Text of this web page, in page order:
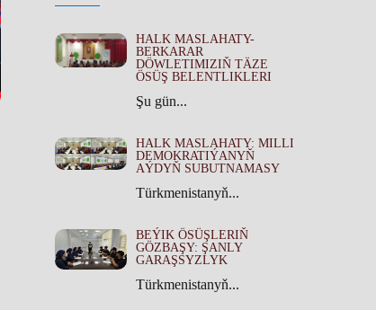
HALK MASLAHATY-
BERKARAR
DÖWLETIMIZIŇ TÄZE
ÖSÜŞ BELENTLIKLERI
Şu gün...
HALK MASLAHATY: MILLI
DEMOKRATIÝANYŇ
AÝDYŇ SUBUTNAMASY
Türkmenistanyň...
BEÝIK ÖSÜŞLERIŇ
GÖZBAŞY: ŞANLY
GARAŞSYZLYK
Türkmenistanyň...